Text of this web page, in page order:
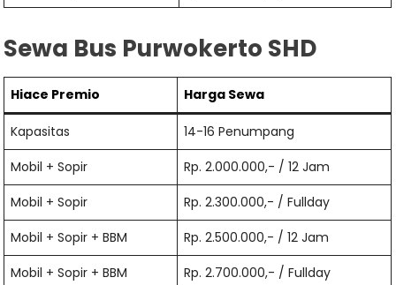
Sewa Bus Purwokerto SHD
Hiace Premio Harga Sewa
Kapasitas
14-16 Penumpang
Mobil + Sopir
Rp. 2.000.000,- / 12 Jam
Mobil + Sopir
Rp. 2.300.000,- / Fullday
Mobil + Sopir + BBM
Rp. 2.500.000,- / 12 Jam
Mobil + Sopir + BBM
Rp. 2.700.000,- / Fullday